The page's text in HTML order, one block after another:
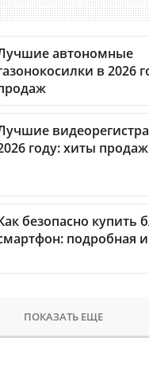
автономные
в 2026
году: хиты продаж
безопасно купить
подробная
ПОКАЗАТЬ ЕЩЕ